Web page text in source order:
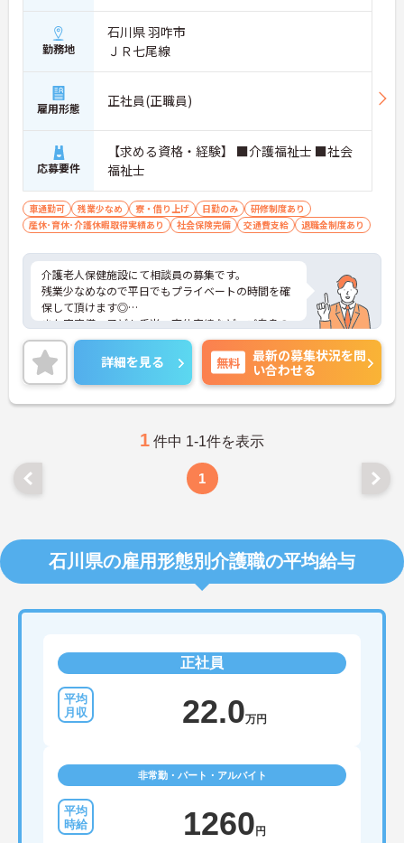
勤務地
石川県 羽咋市
ＪＲ七尾線
雇用形態 正社員(正職員)
応募要件
【求める資格・経験】 ■介護福祉士 ■社会
福祉士
車通勤可 残業少なめ 寮・借り上げ 日勤のみ
研修制度あり
産休･育休･介護休暇取得実績あり
社会保険完備 交通費支給 退職金制度あり
介護老人保健施設にて相談員の募集です。
残業少なめなので平日でもプライベートの時間を確
保して頂けます◎
また寮完備、子ども手当、育休実績など、ご自身の
ライフステージに合わせて安心して勤務して頂ける
環境が整っています♪
ご興味ある方には、面接対策ポイントなど、さらに
詳細をお話しいたしますのでお気軽にご相談くださ
い。
詳細を見る 無料
最新の募集状況を問
い合わせる
1 件中 1-1件を表示
1
石川県の雇用形態別介護職の平均給与
正社員
22.0万円
非常勤・パート・アルバイト
1260 円